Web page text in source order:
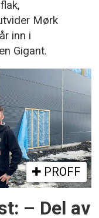
Mørk
inn i
Gigant.
PROFF
– Del av